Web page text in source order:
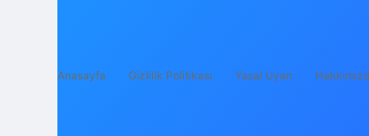
Anasayfa Gizlilik Politikası Yasal Uyarı